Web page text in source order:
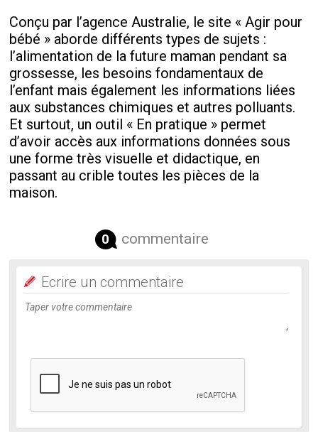
Conçu par l’agence Australie, le site « Agir pour
bébé » aborde différents types de sujets :
l’alimentation de la future maman pendant sa
grossesse, les besoins fondamentaux de
l’enfant mais également les informations liées
aux substances chimiques et autres polluants.
Et surtout, un outil « En pratique » permet
d’avoir accès aux informations données sous
une forme très visuelle et didactique, en
passant au crible toutes les pièces de la
maison.
0 commentaire
Ecrire un commentaire